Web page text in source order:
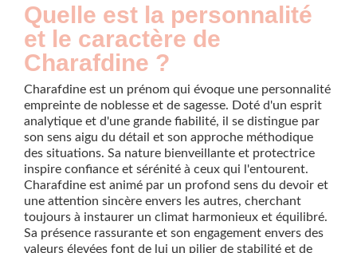
Quelle est la personnalité
et le caractère de
Charafdine ?
Charafdine est un prénom qui évoque une personnalité
empreinte de noblesse et de sagesse. Doté d'un esprit
analytique et d'une grande fiabilité, il se distingue par
son sens aigu du détail et son approche méthodique
des situations. Sa nature bienveillante et protectrice
inspire confiance et sérénité à ceux qui l'entourent.
Charafdine est animé par un profond sens du devoir et
une attention sincère envers les autres, cherchant
toujours à instaurer un climat harmonieux et équilibré.
Sa présence rassurante et son engagement envers des
valeurs élevées font de lui un pilier de stabilité et de